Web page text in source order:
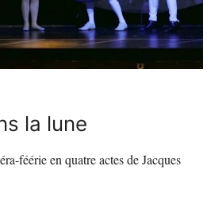
la lune
féérie en quatre actes de Jacques